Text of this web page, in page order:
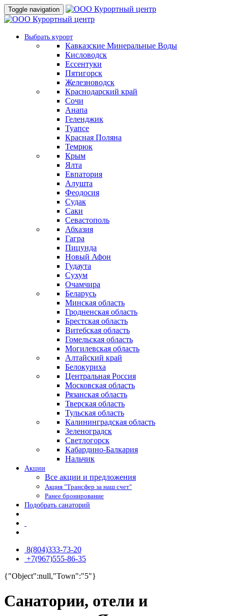
Toggle navigation
Выбрать курорт
Кавказские Минеральные Воды
Кисловодск
Ессентуки
Пятигорск
Железноводск
Краснодарский край
Сочи
Анапа
Геленджик
Туапсе
Красная Поляна
Темрюк
Крым
Ялта
Евпатория
Алушта
Феодосия
Судак
Саки
Севастополь
Абхазия
Гагра
Пицунда
Новый Афон
Гудаута
Сухум
Очамчира
Беларусь
Минская область
Гродненская область
Брестская область
Витебская область
Гомельская область
Могилевская область
Алтайский край
Белокуриха
Центральная Россия
Московская область
Рязанская область
Тверская область
Тульская область
Калининградская область
Зеленоградск
Светлогорск
Кабардино-Балкария
Нальчик
Акции
Все акции и предложения
Акция "Трансфер за наш счет"
Ранее бронирование
Подобрать санаторий
8(804)333-73-20
+7(967)555-86-35
{"Object":null,"Town":"5"}
Санатории, отели и